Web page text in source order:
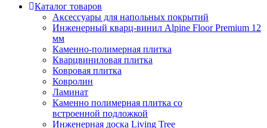
Каталог товаров
Аксессуары для напольных покрытий
Инженерный кварц-винил Alpine Floor Premium 12
мм
Каменно-полимерная плитка
Кварцвиниловая плитка
Ковровая плитка
Ковролин
Ламинат
Каменно полимерная плитка со
встроенной подложкой
Инженерная доска Living Tree